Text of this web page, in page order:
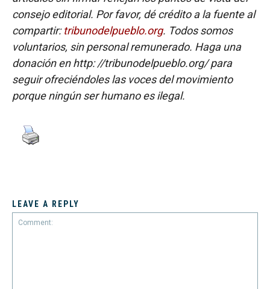
consejo editorial. Por favor, dé crédito a la fuente al
compartir:tribunodelpueblo.org. Todos somos
voluntarios, sin personal remunerado. Haga una
donación en http: //tribunodelpueblo.org/ para
seguir ofreciéndoles las voces del movimiento
porque ningún ser humano es ilegal.
LEAVE A REPLY